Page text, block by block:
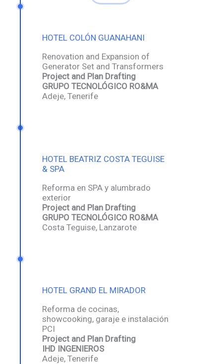
HOTEL COLÓN GUANAHANI
Renovation and Expansion of
Generator Set and Transformers
Project and Plan Drafting
GRUPO TECNOLÓGICO RO&MA
Adeje, Tenerife
HOTEL BEATRIZ COSTA TEGUISE
& SPA
Reforma en SPA y alumbrado
exterior
Project and Plan Drafting
GRUPO TECNOLÓGICO RO&MA
Costa Teguise, Lanzarote
HOTEL GRAND EL MIRADOR
Reforma de cocinas,
showcooking, garaje e instalación
PCI
Project and Plan Drafting
IHD INGENIEROS
Adeje, Tenerife